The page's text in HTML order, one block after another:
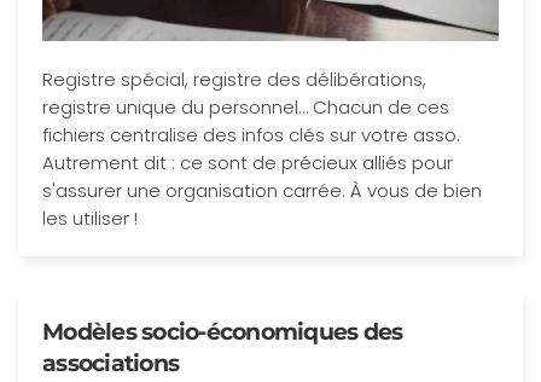
Registre spécial, registre des délibérations,
registre unique du personnel… Chacun de ces
fichiers centralise des infos clés sur votre asso.
Autrement dit : ce sont de précieux alliés pour
s'assurer une organisation carrée. À vous de bien
les utiliser !
Modèles socio-économiques des
associations